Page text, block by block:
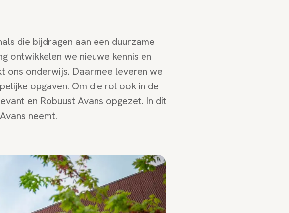
die bijdragen aan een duurzame
ontwikkelen we nieuwe kennis en
ons onderwijs. Daarmee leveren we
opgaven. Om die rol ook in de
en Robuust Avans opgezet. In dit
neemt.